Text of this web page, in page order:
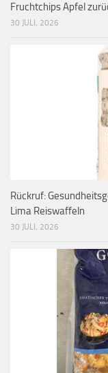
Fruchtchips Apfel
30 JULI, 2026
Rückruf:
Lima Reiswaffeln
30 JULI, 2026